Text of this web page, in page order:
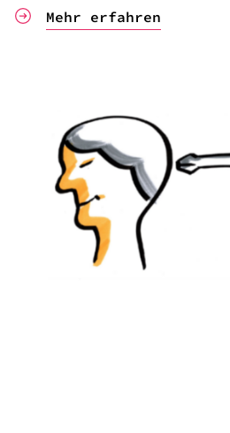
Mehr erfahren